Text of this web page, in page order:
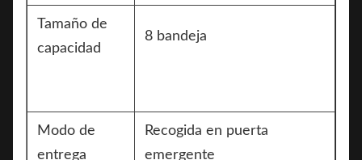
Tamaño de
capacidad
8 bandeja
Modo de
entrega
Recogida en puerta
emergente